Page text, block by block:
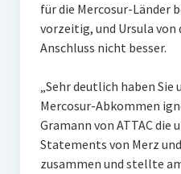
für die Mercosur-Länder
vorzeitig, und Ursula von
Anschluss nicht besser.
„Sehr deutlich haben Sie
Mercosur-Abkommen
Gramann von ATTAC die
Statements von Merz
zusammen und stellte